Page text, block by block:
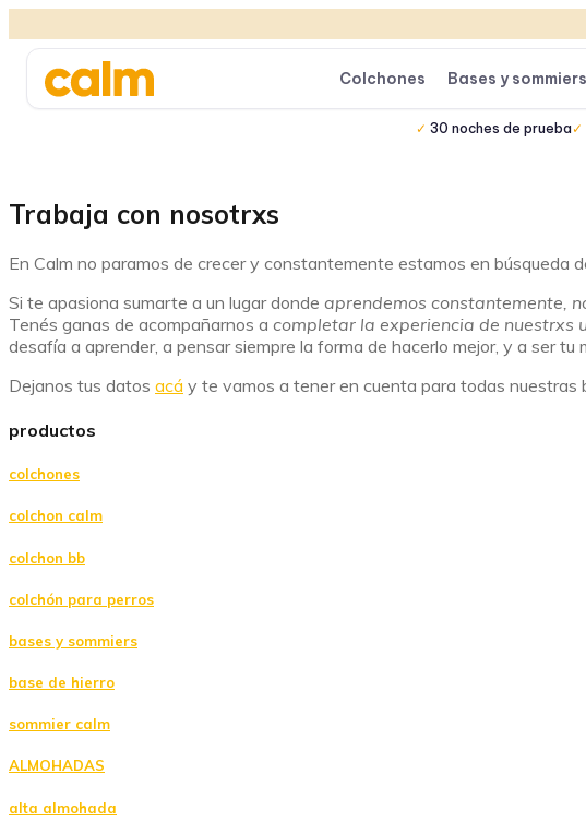
Colchones Bases y sommiers
30 noches de prueba
Trabaja con nosotrxs
En Calm no paramos de crecer y constantemente estamos en búsqueda
Si te apasiona sumarte a un lugar donde aprendemos constantemente,
Tenés ganas de acompañarnos a completar la experiencia de nuestrxs
desafía a aprender, a pensar siempre la forma de hacerlo mejor, y a ser tu
Dejanos tus datos acá y te vamos a tener en cuenta para todas nuestras
productos
colchones
colchon calm
colchon bb
colchón para perros
bases y sommiers
base de hierro
sommier calm
ALMOHADAS
alta almohada